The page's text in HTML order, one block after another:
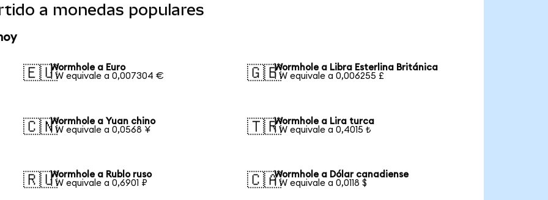
a monedas populares
🇪🇺Wormhole a Euro
1 W equivale a 0,007304 €
🇬🇧Wormhole a Libra Esterlina Británica
1 W equivale a 0,006255 £
🇨🇳Wormhole a Yuan chino
1 W equivale a 0,0568 ¥
🇹🇷Wormhole a Lira turca
1 W equivale a 0,4015 ₺
🇷🇺Wormhole a Rublo ruso
1 W equivale a 0,6901 ₽
🇨🇦Wormhole a Dólar canadiense
1 W equivale a 0,0118 $